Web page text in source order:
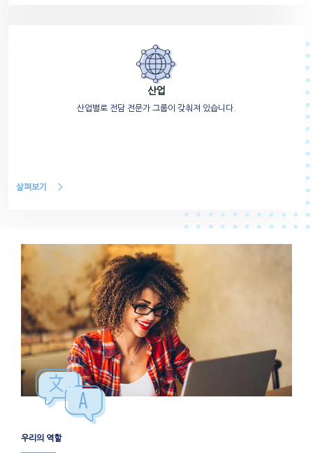
산업
산업별로 전담 전문가 그룹이 갖춰져 있습니다.
살펴보기
우리의 역할